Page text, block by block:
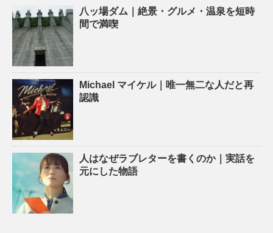
八ッ場ダム｜絶景・グルメ・温泉を短時
間で満喫
Michael マイケル｜唯一無二な人だと再
認識
人はなぜラブレターを書くのか｜実話を
元にした物語